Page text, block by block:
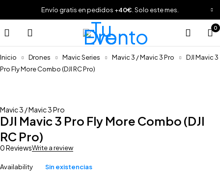
Envío gratis en pedidos +40€ . Solo este mes.
0
Inicio Drones Mavic Series Mavic 3 / Mavic 3 Pro
DJI Mavic 3
Pro Fly More Combo (DJI RC Pro)
Mavic 3 / Mavic 3 Pro
DJI Mavic 3 Pro Fly More Combo (DJI
RC Pro)
0 ReviewsWrite a review
Availability Sin existencias